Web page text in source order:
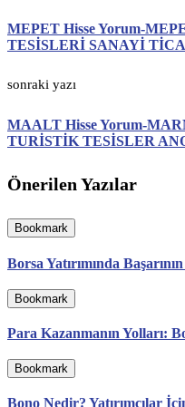
MEPET Hisse Yorum-
TESİSLERİ SANAYİ
sonraki yazı
MAALT Hisse Yorum-
TURİSTİK TESİSLER
Önerilen Yazılar
Bookmark
Borsa Yatırımında
Bookmark
Para Kazanmanın Yolları:
Bookmark
Bono Nedir? Yatırımcılar